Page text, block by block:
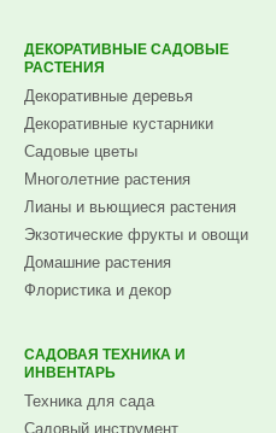
ДЕКОРАТИВНЫЕ САДОВЫЕ
РАСТЕНИЯ
Декоративные деревья
Декоративные кустарники
Садовые цветы
Многолетние растения
Лианы и вьющиеся растения
Экзотические фрукты и овощи
Домашние растения
Флористика и декор
САДОВАЯ ТЕХНИКА И
ИНВЕНТАРЬ
Техника для сада
Садовый инструмент